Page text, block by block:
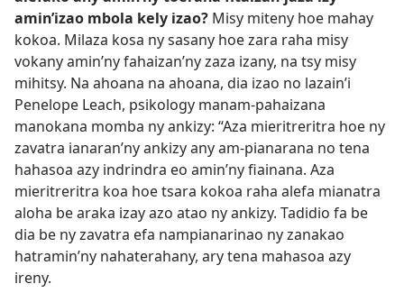
amin’izao mbola kely izao? Misy miteny hoe mahay
kokoa. Milaza kosa ny sasany hoe zara raha misy
vokany amin’ny fahaizan’ny zaza izany, na tsy misy
mihitsy. Na ahoana na ahoana, dia izao no lazain’i
Penelope Leach, psikology manam-pahaizana
manokana momba ny ankizy: “Aza mieritreritra hoe ny
zavatra ianaran’ny ankizy any am-pianarana no tena
hahasoa azy indrindra eo amin’ny fiainana. Aza
mieritreritra koa hoe tsara kokoa raha alefa mianatra
aloha be araka izay azo atao ny ankizy. Tadidio fa be
dia be ny zavatra efa nampianarinao ny zanakao
hatramin’ny nahaterahany, ary tena mahasoa azy
ireny.